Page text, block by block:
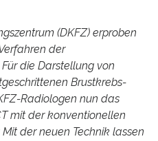
(DKFZ) erproben
der
die Darstellung von
Brustkrebs-
Radiologen nun das
mit der konventionellen
der neuen Technik lassen